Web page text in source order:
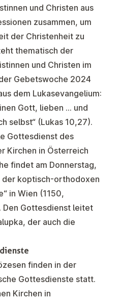
und Christen aus
zusammen, um
der Christenheit zu
thematisch der
und Christen im
Gebetswoche 2024
dem Lukasevangelium:
Gott, lieben … und
selbst“ (Lukas 10,27).
Gottesdienst des
Kirchen in Österreich
findet am Donnerstag,
der koptisch-orthodoxen
in Wien (1150,
Gottesdienst leitet
der auch die
finden in der
Gottesdienste statt.
Kirchen in